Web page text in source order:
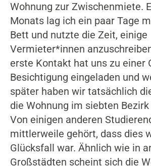
Wohnung zur Zwischenmiete.
Monats lag ich ein paar Tage
Bett und nutzte die Zeit, einige
Vermieter*innen
erste Kontakt hat uns zu einer
Besichtigung eingeladen und
später haben wir tatsächlich
die Wohnung im siebten
Von einigen anderen
mittlerweile gehört, dass dies
Glücksfall war. Ähnlich wie in
Großstädten scheint sich die